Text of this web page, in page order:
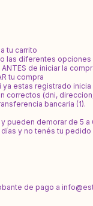
tu carrito
las diferentes opciones
de iniciar la
tu compra
estas registrado inicia
correctos (dni,
bancaria (1).
pueden demorar de 5 a
y no tenés tu
de pago a